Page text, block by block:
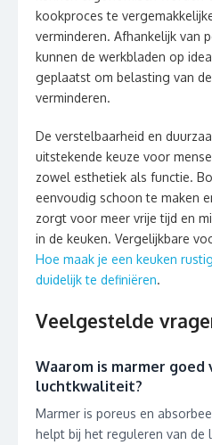
kookproces te
verminderen. Afhankelijk van
kunnen de werkbladen op
geplaatst om belasting van
verminderen.
De verstelbaarheid en
uitstekende keuze voor
zowel esthetiek als functie.
eenvoudig schoon te maken
zorgt voor meer vrije tijd en
in de keuken. Vergelijkbare
Hoe maak je een keuken
duidelijk te definiëren.
Veelgestelde
Waarom is marmer goed
luchtkwaliteit?
Marmer is poreus en
helpt bij het reguleren van de